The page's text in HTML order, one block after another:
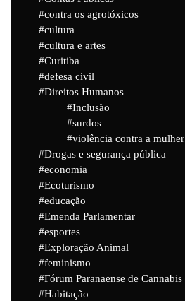
contra os agrotóxicos
cultura
cultura e artes
Curitiba
defesa civil
Direitos Humanos
Inclusão
surdos
violência contra a mulher
Drogas e segurança pública
economia
Ecoturismo
educação
Emenda Parlamentar
esportes
Exploração Animal
feminismo
Fórum Paranaense de Cannabis
Habitação